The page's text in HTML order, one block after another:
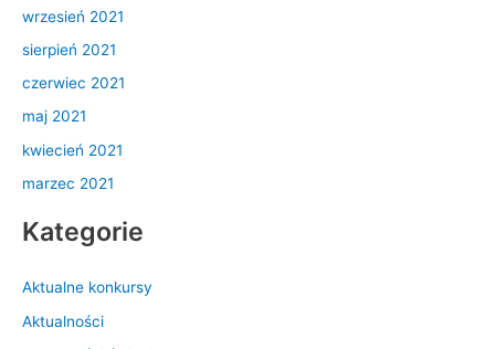
wrzesień 2021
sierpień 2021
czerwiec 2021
maj 2021
kwiecień 2021
marzec 2021
Kategorie
Aktualne konkursy
Aktualności